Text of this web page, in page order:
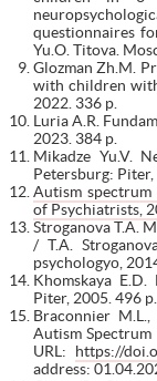
questionnaires
Yu.O. Titova.
Glozman Zh.M.
with children
2022. 336 p.
Luria A.R.
2023. 384 p.
Mikadze Yu.V.
Petersburg: Piter,
Autism spectrum
of Psychiatrists,
Stroganova T.A.
/ T.A.
psychologyо,
Khomskaya
Piter, 2005. 496 p.
Braconnier
Autism
URL: https://
address: